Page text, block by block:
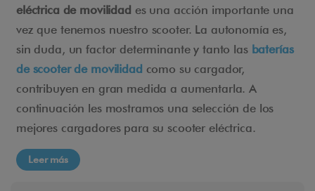
eléctrica de movilidad es una acción importante una
vez que tenemos nuestro scooter. La autonomía es,
sin duda, un factor determinante y tanto las baterías
de scooter de movilidad como su cargador,
contribuyen en gran medida a aumentarla. A
continuación les mostramos una selección de los
mejores cargadores para su scooter eléctrica.
Leer más